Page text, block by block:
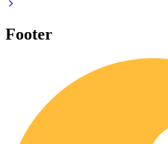
Footer